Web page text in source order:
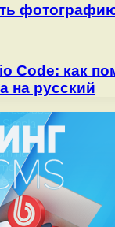
Code: как
на русский